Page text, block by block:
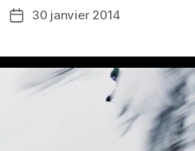
Date30 janvier 2014